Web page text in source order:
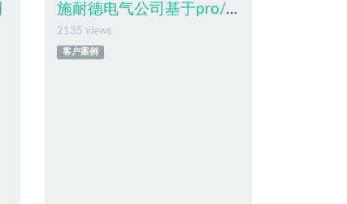
施耐德电气公司基于pro/engineer和windchill的产品开发
2135 views
客户案例